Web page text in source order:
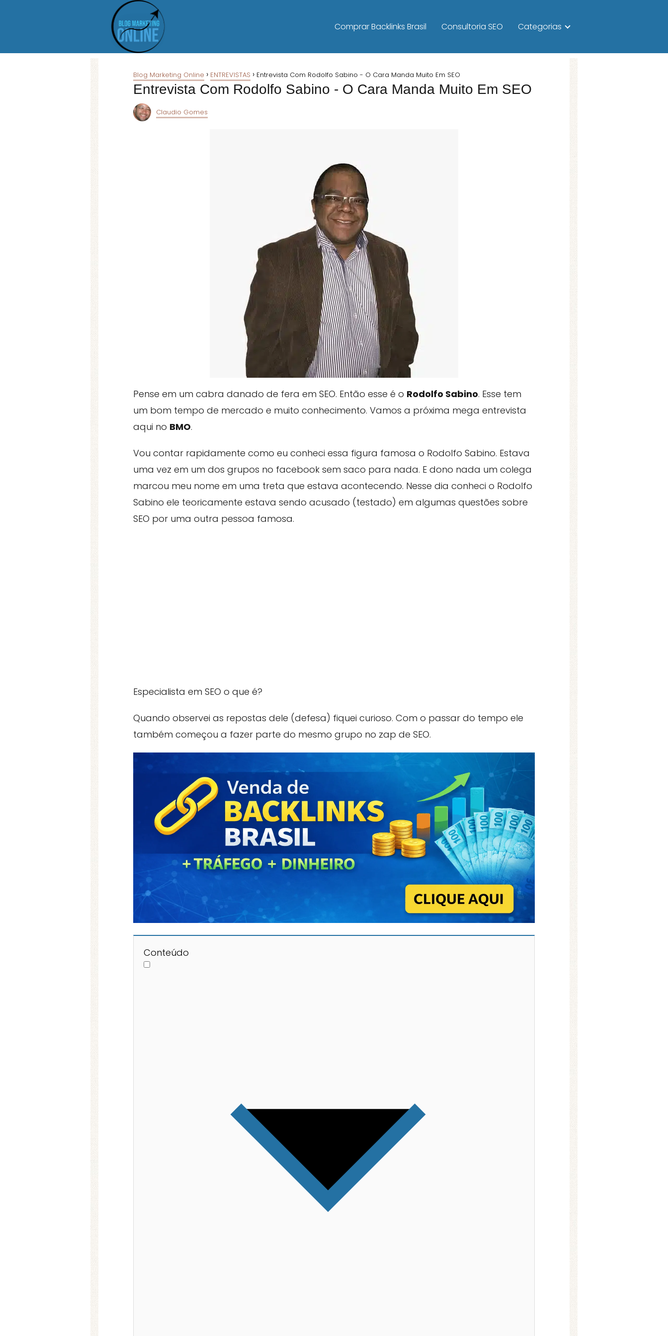
Comprar Backlinks Brasil Consultoria SEO Categorias
Blog Marketing Online ENTREVISTAS Entrevista Com Rodolfo Sabino - O Cara Manda Muito Em SEO
Entrevista Com Rodolfo Sabino - O Cara Manda Muito Em SEO
Claudio Gomes
Pense em um cabra danado de fera em SEO. Então esse é o Rodolfo Sabino. Esse tem
um bom tempo de mercado e muito conhecimento. Vamos a próxima mega entrevista
aqui no BMO.
Vou contar rapidamente como eu conheci essa figura famosa o Rodolfo Sabino. Estava
uma vez em um dos grupos no facebook sem saco para nada. E dono nada um colega
marcou meu nome em uma treta que estava acontecendo. Nesse dia conheci o Rodolfo
Sabino ele teoricamente estava sendo acusado (testado) em algumas questões sobre
SEO por uma outra pessoa famosa.
Especialista em SEO o que é?
Quando observei as repostas dele (defesa) fiquei curioso. Com o passar do tempo ele
também começou a fazer parte do mesmo grupo no zap de SEO.
Conteúdo